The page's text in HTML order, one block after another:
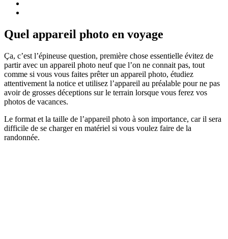
Quel appareil photo en voyage
Ça, c’est l’épineuse question, première chose essentielle évitez de
partir avec un appareil photo neuf que l’on ne connait pas, tout
comme si vous vous faites prêter un appareil photo, étudiez
attentivement la notice et utilisez l’appareil au préalable pour ne pas
avoir de grosses déceptions sur le terrain lorsque vous ferez vos
photos de vacances.
Le format et la taille de l’appareil photo à son importance, car il sera
difficile de se charger en matériel si vous voulez faire de la
randonnée.